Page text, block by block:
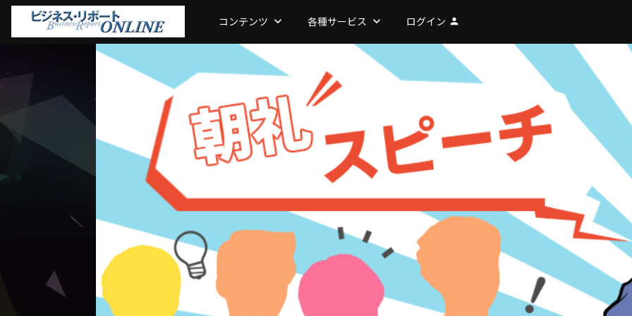
コンテンツ keyboard_arrow_down 各種サービス keyboard_arrow_down ログイン person